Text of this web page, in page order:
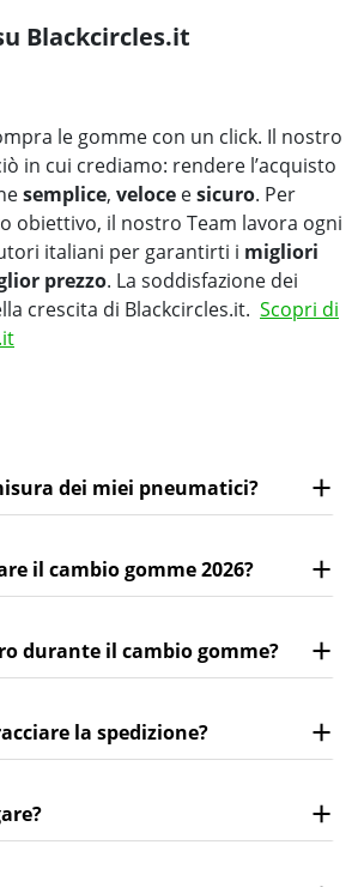
Blackcircles.it
le gomme con un click. Il nostro
in cui crediamo: rendere l’acquisto
semplice, veloce esicuro. Per
obiettivo, il nostro Team lavora ogni
italiani per garantirti i migliori
prezzo. La soddisfazione dei
crescita di Blackcircles.it. Scopri di
dei miei pneumatici?
il cambio gomme 2026?
durante il cambio gomme?
la spedizione?